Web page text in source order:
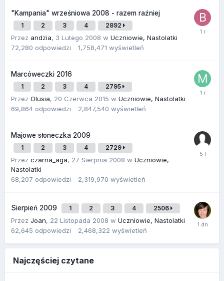
"Kampania" wrześniowa 2008 - razem raźniej
1 2 3 4 2892
Przez andzia, 3 Lutego 2008 w Uczniowie, Nastolatki
72,280 odpowiedzi 1,758,471 wyświetleń
Marcóweczki 2016
1 2 3 4 2795
Przez Olusia, 20 Czerwca 2015 w Uczniowie, Nastolatki
69,864 odpowiedzi 2,847,540 wyświetleń
Majowe słoneczka 2009
1 2 3 4 2729
Przez czarna_aga, 27 Sierpnia 2008 w Uczniowie,
Nastolatki
68,207 odpowiedzi 2,319,970 wyświetleń
Sierpień 2009 1 2 3 4 2506
Przez Joan, 22 Listopada 2008 w Uczniowie, Nastolatki
62,645 odpowiedzi 2,468,322 wyświetleń
Najczęściej czytane